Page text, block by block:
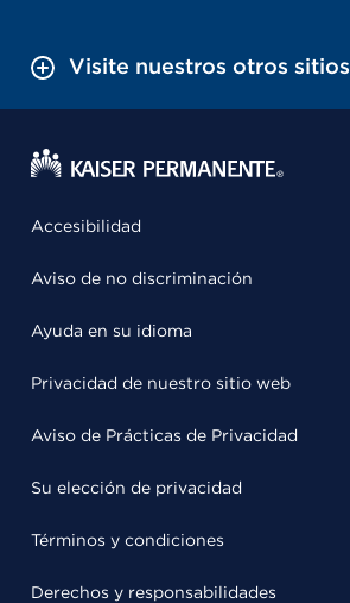
Visite nuestros otros sitios
Accesibilidad
Aviso de no discriminación
Ayuda en su idioma
Privacidad de nuestro sitio web
Aviso de Prácticas de Privacidad
Su elección de privacidad
Términos y condiciones
Derechos y responsabilidades